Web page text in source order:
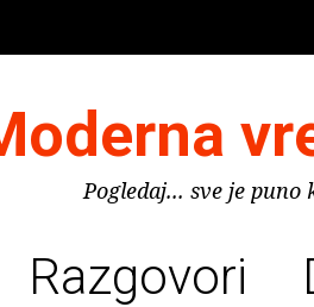
Pogledaj... sve je puno
Razgovori